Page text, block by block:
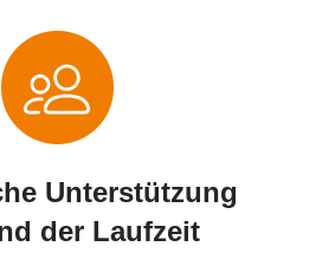
Unterstützung
der Laufzeit